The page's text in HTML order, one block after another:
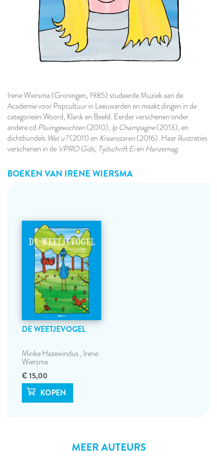
Irene Wiersma (Groningen, 1985) studeerde Muziek aan de
Academie voor Popcultuur in Leeuwarden en maakt dingen in de
categorieën Woord, Klank en Beeld. Eerder verschenen onder
andere cd Pluimgewichten(2010), lp Champagne(2013), en
dichtbundels Wat u?(2011) en Kraanstaren(2016). Haar illustraties
verschenen in de VPRO Gids, Tijdschrift Eien Hanzemag.
BOEKEN VAN IRENE WIERSMA
DE WEETJEVOGEL
Minke Hazewindus, Irene
Wiersma
€ 15,00
MEER AUTEURS